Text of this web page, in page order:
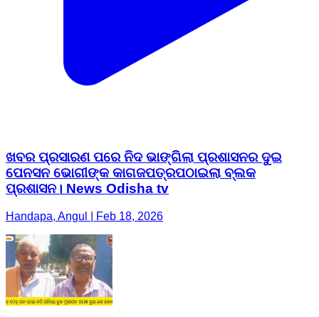
ଖବର ପ୍ରସାରଣ ପରେ ନିଦ ଭାଙ୍ଗିଲା ପ୍ରଶାସନର ଦୁଇ
ପେନସନ ଭୋଗୀଙ୍କ କାଗଜପତ୍ରପଠାଇଲା ବ୍ଲକ
ପ୍ରଶାସନ। News Odisha tv
Handapa, Angul | Feb 18, 2026